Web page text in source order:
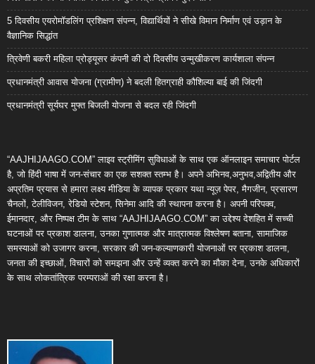
5 दिवसीय एयरोमॉडलिंग प्रशिक्षण संपन्न, विद्यार्थियों ने सीखे विमान निर्माण एवं उड़ान के
वैज्ञानिक सिद्धांत
त्रिवेणी बकरी महिला प्रोड्यूसर कंपनी की दो दिवसीय उन्मुखीकरण कार्यशाला संपन्न
प्रधानमंत्री आवास योजना (ग्रामीण) ने बदली हितग्राही कौशिल्या बाई की जिंदगी
प्रधानमंत्री सूर्यघर मुफ्त बिजली योजना से बदल रही जिंदगी
“AAJHIJAAGO.COM” लाइव स्ट्रीमिंग सुविधाओं के साथ एक ऑनलाइन समाचार पोर्टल
है, जो हिंदी भाषा में जन-संचार का एक सशक्त स्तम्भ है। अपने अभिनव,अनुभव,अद्वितीय और
अप्रतिम प्रयास से हमारा लक्ष्य मीडिया के व्यापक प्रकार यथा न्यूज़ पेपर, मैगजीन, प्रसारण
चैनलों, टेलीविजन, रेडियो स्टेशन, सिनेमा आदि की स्थापना करना है। अपनी परिपक्व,
ईमानदार, और निष्पक्ष टीम के साथ “AAJHIJAAGO.COM” का उद्देश्य देशहित में सच्ची
घटनाओं पर प्रकाश डालना, उनका गुणात्मक और मात्रात्मक विश्लेषण बताना, सामाजिक
समस्याओं को उजागर करना, सरकार की जन-कल्याणकारी योजनाओं पर प्रकाश डालना,
जनता की इच्छाओं, विचारों को समझना और उन्हें व्यक्त करने का मौका देना, उनके अधिकारों
के साथ लोकतांत्रिक परम्पराओं की रक्षा करना है।